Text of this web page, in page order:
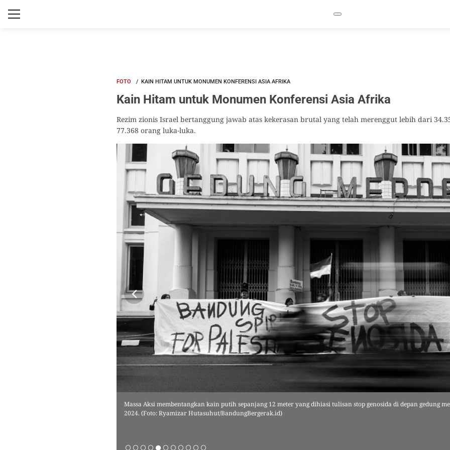
FOTO KAIN HITAM UNTUK MONUMEN KONFERENSI ASIA AFRIKA
Kain Hitam untuk Monumen Konferensi Asia Afrika
Rezim zionis Israel bertanggung jawab atas kekerasan brutal yang telah merenggut lebih dari
77.368 orang luka-luka.
Massa Aksi membentangkan kain putih sepanjang 12 meter yang dihiasi tulisan stop genosida di depan gedung
2024. (Foto: Ryamizar Hutasuhut/BandungBergerak.id)